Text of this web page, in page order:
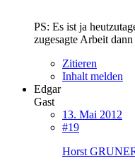
PS: Es ist ja
zugesagte Arbeit
Zitieren
Inhalt melden
Edgar
Gast
13. Mai 2012
#19
Horst